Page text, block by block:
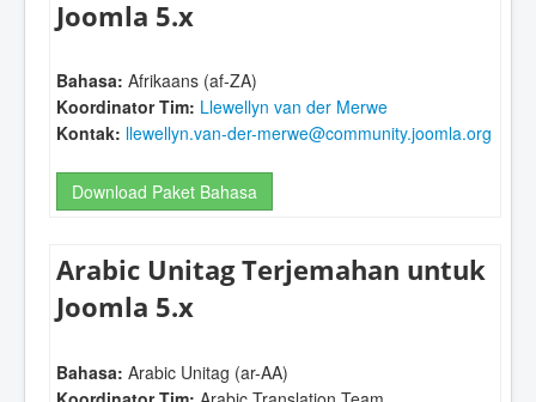
Joomla 5.x
Bahasa: Afrikaans (af-ZA)
Koordinator Tim: Llewellyn van der Merwe
Kontak: llewellyn.van-der-merwe@community.joomla.org
Download Paket Bahasa
Arabic Unitag Terjemahan untuk
Joomla 5.x
Bahasa: Arabic Unitag (ar-AA)